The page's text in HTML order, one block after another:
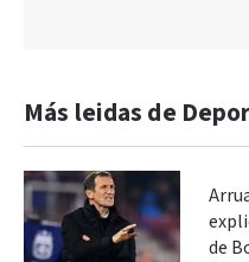
Más leidas de
de